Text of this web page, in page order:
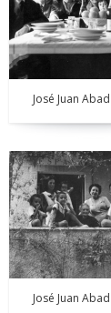
José Juan
José Juan